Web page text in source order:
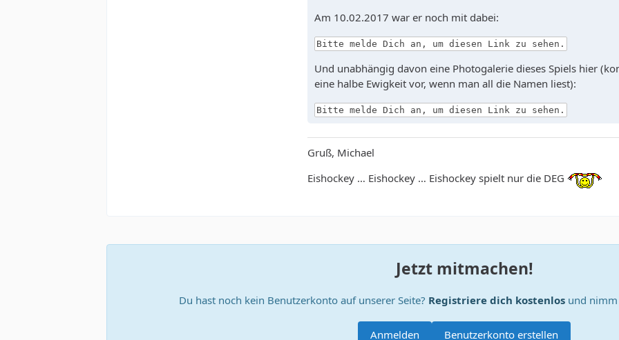
Am 10.02.2017 war er noch mit dabei:
Bitte melde Dich an, um diesen Link zu sehen.
Und unabhängig davon eine Photogalerie dieses Spiels hier
eine halbe Ewigkeit vor, wenn man all die Namen liest):
Bitte melde Dich an, um diesen Link zu sehen.
Gruß, Michael
Eishockey … Eishockey … Eishockey spielt nur die DEG
Jetzt mitmachen!
Du hast noch kein Benutzerkonto auf unserer Seite? Registriere dich kostenlosund nimm
Benutzerkonto erstellen
Anmelden